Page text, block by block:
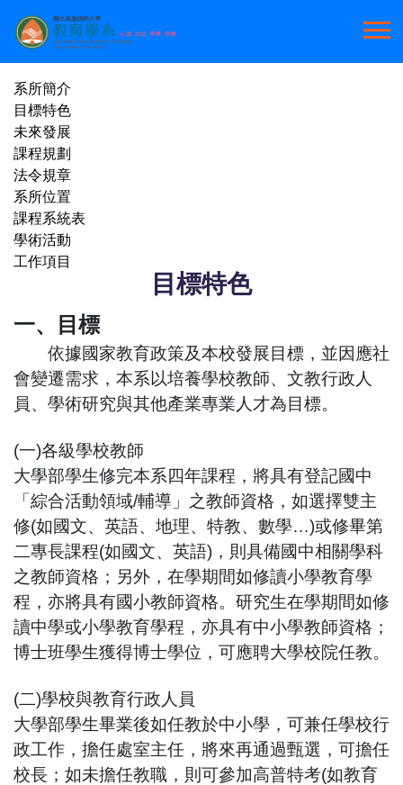
系所簡介
目標特色
未來發展
課程規劃
法令規章
系所位置
課程系統表
學術活動
工作項目
目標特色
一、目標
依據國家教育政策及本校發展目標，並因應社
會變遷需求，本系以培養學校教師、文教行政人
員、學術研究與其他產業專業人才為目標。
(一)各級學校教師
大學部學生修完本系四年課程，將具有登記國中
「綜合活動領域/輔導」之教師資格，如選擇雙主
修(如國文、英語、地理、特教、數學…)或修畢第
二專長課程(如國文、英語)，則具備國中相關學科
之教師資格；另外，在學期間如修讀小學教育學
程，亦將具有國小教師資格。研究生在學期間如修
讀中學或小學教育學程，亦具有中小學教師資格；
博士班學生獲得博士學位，可應聘大學校院任教。
(二)學校與教育行政人員
大學部學生畢業後如任教於中小學，可兼任學校行
政工作，擔任處室主任，將來再通過甄選，可擔任
校長；如未擔任教職，則可參加高普特考(如教育